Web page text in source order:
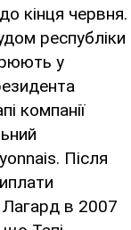
кінця червня.
республіки
у
компанії
Після
Лагард в 2007